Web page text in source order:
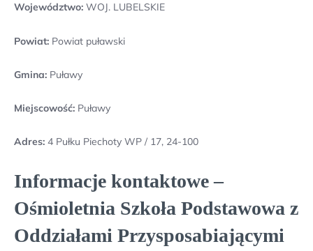
Województwo: WOJ. LUBELSKIE
Powiat: Powiat puławski
Gmina: Puławy
Miejscowość: Puławy
Adres: 4 Pułku Piechoty WP / 17, 24-100
Informacje kontaktowe –
Ośmioletnia Szkoła Podstawowa z
Oddziałami Przysposabiającymi